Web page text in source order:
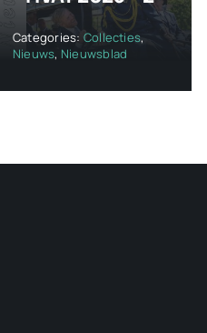
Categories: Collecties,
Nieuws, Nieuwsblad